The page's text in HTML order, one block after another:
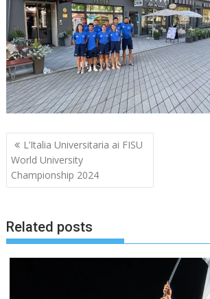
Navigazione
articoli
L’Italia Universitaria ai FISU
World University
Championship 2024
Related posts